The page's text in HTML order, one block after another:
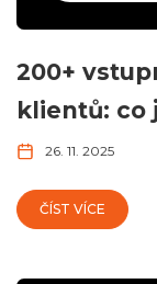
200+
klientů: co
26. 11. 2025
ČÍST VÍCE